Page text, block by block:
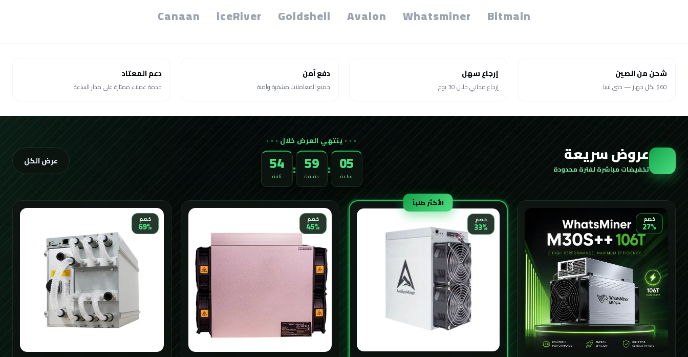
Bitmain
Whatsminer
Avalon
Goldshell
iceRiver
Canaan
شحن من الصين
$60 لكل جهاز — حتى ليبيا
إرجاع سهل
إرجاع مجاني خلال 30 يوم
دفع آمن
جميع المعاملات مشفرة وآمنة
دعم المعتاد
خدمة عملاء ممتازة على مدار الساعة
عروض سريعة
تخفيضات مباشرة لفترة محدودة
ينتهي العرض خلال
05
ساعة :
59
دقيقة :
52
ثانية
عرض الكل
خصم
27%
الأكثر طلباً
خصم
33%
خصم
45%
خصم
69%